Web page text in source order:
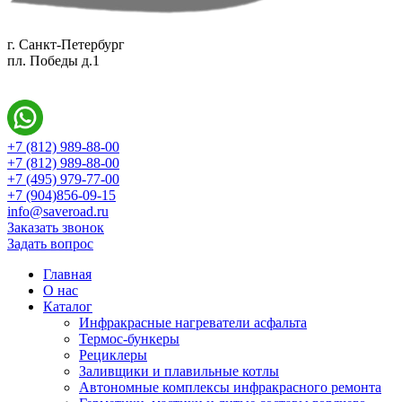
г. Санкт-Петербург
пл. Победы д.1
+7 (812) 989-88-00
+7 (812) 989-88-00
+7 (495) 979-77-00
+7 (904)856-09-15
info@saveroad.ru
Заказать звонок
Задать вопрос
Главная
О нас
Каталог
Инфракрасные нагреватели асфальта
Термос-бункеры
Рециклеры
Заливщики и плавильные котлы
Автономные комплексы инфракрасного ремонта